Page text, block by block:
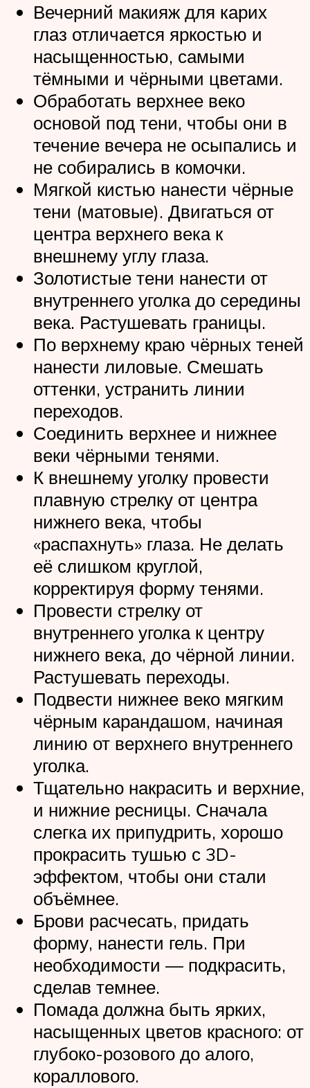
Вечерний макияж для карих
глаз отличается яркостью и
насыщенностью, самыми
тёмными и чёрными цветами.
Обработать верхнее веко
основой под тени, чтобы они в
течение вечера не осыпались и
не собирались в комочки.
Мягкой кистью нанести чёрные
тени (матовые). Двигаться от
центра верхнего века к
внешнему углу глаза.
Золотистые тени нанести от
внутреннего уголка до середины
века. Растушевать границы.
По верхнему краю чёрных теней
нанести лиловые. Смешать
оттенки, устранить линии
переходов.
Соединить верхнее и нижнее
веки чёрными тенями.
К внешнему уголку провести
плавную стрелку от центра
нижнего века, чтобы
«распахнуть» глаза. Не делать
её слишком круглой,
корректируя форму тенями.
Провести стрелку от
внутреннего уголка к центру
нижнего века, до чёрной линии.
Растушевать переходы.
Подвести нижнее веко мягким
чёрным карандашом, начиная
линию от верхнего внутреннего
уголка.
Тщательно накрасить и верхние,
и нижние ресницы. Сначала
слегка их припудрить, хорошо
прокрасить тушью с 3D-
эффектом, чтобы они стали
объёмнее.
Брови расчесать, придать
форму, нанести гель. При
необходимости — подкрасить,
сделав темнее.
Помада должна быть ярких,
насыщенных цветов красного: от
глубоко-розового до алого,
кораллового.